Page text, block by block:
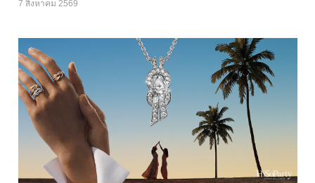
7 สิงหาคม 2569